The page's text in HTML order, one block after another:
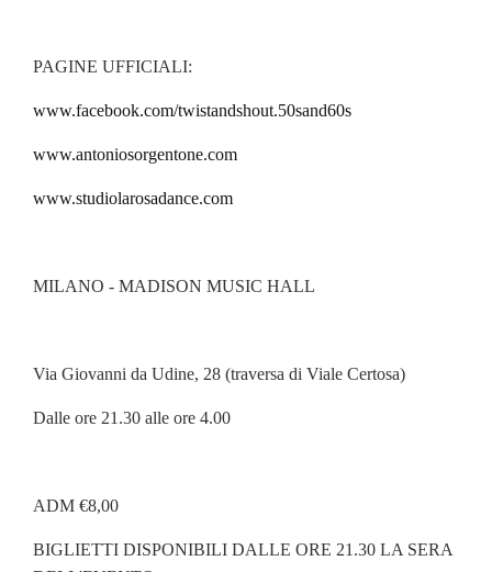
PAGINE UFFICIALI:
www.facebook.com/twistandshout.50sand60s
www.antoniosorgentone.com
www.studiolarosadance.com
MILANO - MADISON MUSIC HALL
Via Giovanni da Udine, 28 (traversa di Viale Certosa)
Dalle ore 21.30 alle ore 4.00
ADM €8,00
BIGLIETTI DISPONIBILI DALLE ORE 21.30 LA SERA